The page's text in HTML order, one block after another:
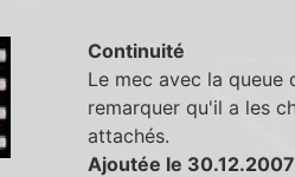
Continuité
Le mec avec la
remarquer qu'il a les
attachés.
Ajoutée le 30.12.2007